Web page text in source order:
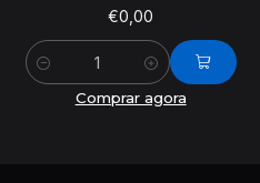
€0,00
Quantidade
Comprar agora